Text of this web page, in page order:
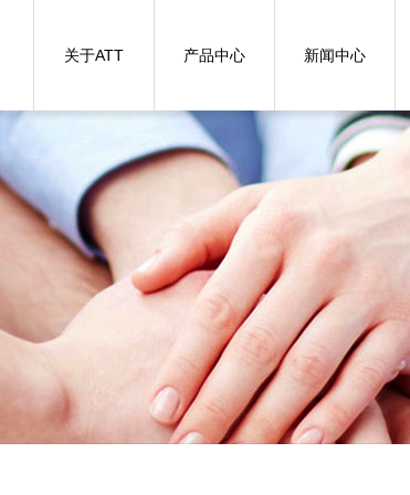
关于ATT 产品中心 新闻中心